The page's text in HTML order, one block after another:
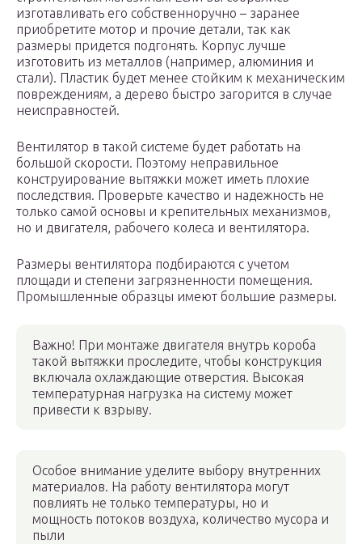
изготавливать его собственноручно – заранее
приобретите мотор и прочие детали, так как
размеры придется подгонять. Корпус лучше
изготовить из металлов (например, алюминия и
стали). Пластик будет менее стойким к механическим
повреждениям, а дерево быстро загорится в случае
неисправностей.
Вентилятор в такой системе будет работать на
большой скорости. Поэтому неправильное
конструирование вытяжки может иметь плохие
последствия. Проверьте качество и надежность не
только самой основы и крепительных механизмов,
но и двигателя, рабочего колеса и вентилятора.
Размеры вентилятора подбираются с учетом
площади и степени загрязненности помещения.
Промышленные образцы имеют большие размеры.
Важно! При монтаже двигателя внутрь короба
такой вытяжки проследите, чтобы конструкция
включала охлаждающие отверстия. Высокая
температурная нагрузка на систему может
привести к взрыву.
Особое внимание уделите выбору внутренних
материалов. На работу вентилятора могут
повлиять не только температуры, но и
мощность потоков воздуха, количество мусора и
пыли